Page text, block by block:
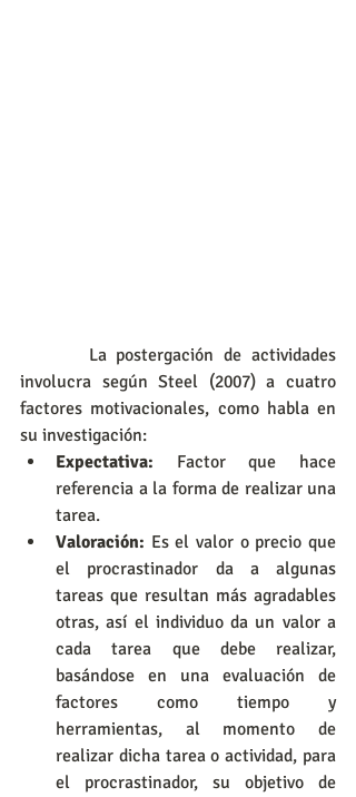
involucra según Steel (2007) a cuatro
factores motivacionales, como habla en
su investigación:
Expectativa: Factor que hace
referencia a la forma de realizar una
tarea.
Valoración: Es el valor o precio que
el procrastinador da a algunas
tareas que resultan más agradables
otras, así el individuo da un valor a
cada tarea que debe realizar,
basándose en una evaluación de
factores como tiempo y
herramientas, al momento de
realizar dicha tarea o actividad, para
el procrastinador, su objetivo de